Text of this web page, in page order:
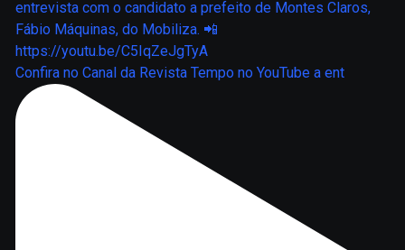
Confira no Canal da Revista Tempo no YouTube a ent